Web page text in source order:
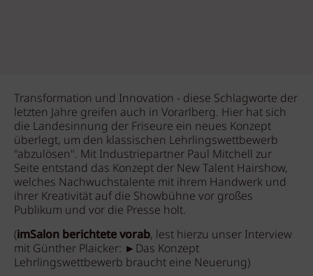
Transformation und Innovation - diese Schlagworte der
letzten Jahre greifen auch in Vorarlberg. Hier hat sich
die Landesinnung der Friseure ein neues Konzept
überlegt, um den klassischen Lehrlingswettbewerb
"abzulösen". Mit Industriepartner Paul Mitchell zur
Seite entstand das Konzept der New Talent Hairshow,
welches Nachwuchstalente mit ihrem Handwerk und
ihrer Kreativität auf die Showbühne vor großes
Publikum und vor die Presse holt.
(imSalon berichtete vorab, lest hierzu unser Interview
mit Günther Plaicker: ►Das Konzept
Lehrlingswettbewerb braucht eine Neuerung)